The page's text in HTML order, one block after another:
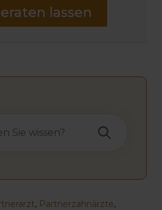
, Partnerzahnärzte,